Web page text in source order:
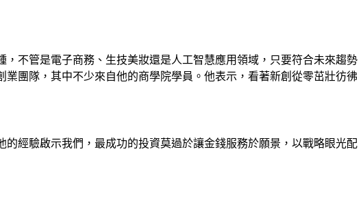
不管是電子商務、生技美妝還是人工智慧應用領域，只要符合未來趨勢
團隊，其中不少來自他的商學院學員。他表示，看著新創從零茁壯彷彿
經驗啟示我們，最成功的投資莫過於讓金錢服務於願景，以戰略眼光配